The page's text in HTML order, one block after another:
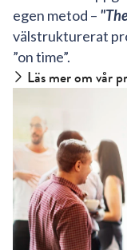
egen metod –
välstrukturerat
”on time”.
Läs mer om vår